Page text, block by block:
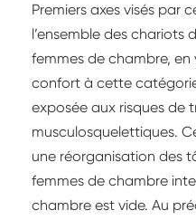
Premiers axes visés par
l’ensemble des chariots
femmes de chambre,
confort à cette
exposée aux risques de
musculosquelettiques.
une réorganisation des
femmes de chambre
chambre est vide. Au